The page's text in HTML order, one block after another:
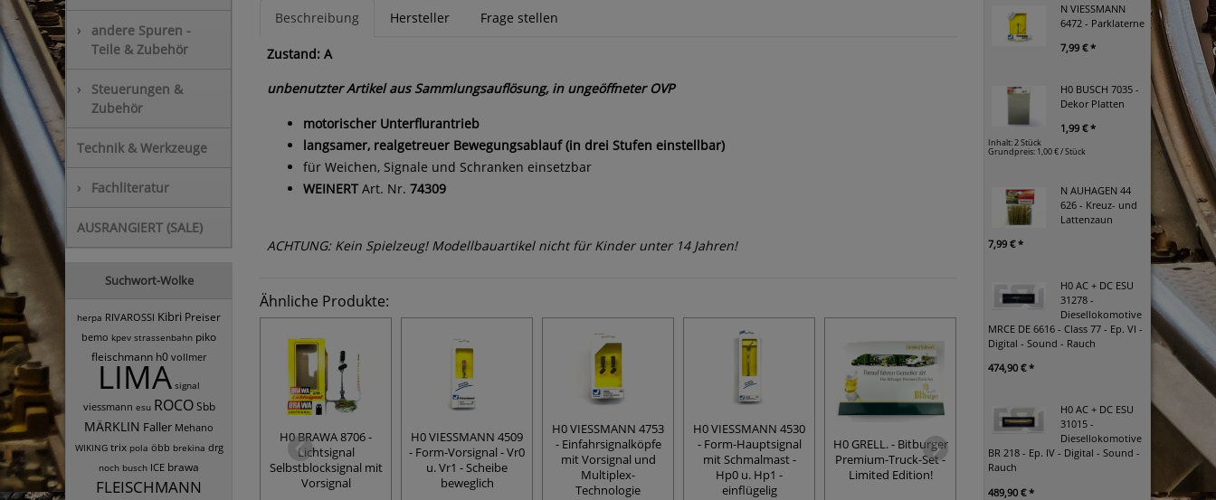
›
andere Spuren -
Teile & Zubehör
›
Steuerungen &
Zubehör
Technik & Werkzeuge
› Fachliteratur
AUSRANGIERT (SALE)
Suchwort-Wolke
herpa RIVAROSSI Kibri Preiser
bemo kpev strassenbahn piko
fleischmann h0 vollmer
LIMA signal
viessmann esu ROCO Sbb
MÄRKLIN Faller Mehano
WIKING trix pola öbb brekina drg
noch busch ICE brawa
FLEISCHMANN
Beschreibung Hersteller Frage stellen
Zustand: A
unbenutzter Artikel aus Sammlungsauflösung, in ungeöffneter OVP
motorischer Unterflurantrieb
langsamer, realgetreuer Bewegungsablauf (in drei Stufen einstellbar)
für Weichen, Signale und Schranken einsetzbar
WEINERT Art. Nr. 74309
ACHTUNG: Kein Spielzeug! Modellbauartikel nicht für Kinder unter 14 Jahren!
Ähnliche Produkte:
H0 BRAWA 8706 -
Lichtsignal
Selbstblocksignal mit
Vorsignal
H0 VIESSMANN 4509
- Form-Vorsignal - Vr0
u. Vr1 - Scheibe
beweglich
H0 VIESSMANN 4753
- Einfahrsignalköpfe
mit Vorsignal und
Multiplex-
Technologie
H0 VIESSMANN 4530
- Form-Hauptsignal
mit Schmalmast -
Hp0 u. Hp1 -
einflügelig
H0 GRELL. - Bitburger
Premium-Truck-Set -
Limited Edition!
1:43 - HELLER
HUMBROL 80172 -
PORSCHE 928
TT DC TILLIG -
Flachwagen
Container -
WITH PROFILE -
N VIESSMANN
6472 - Parklaterne
7,99 € *
H0 BUSCH 7035 -
Dekor Platten
1,99 € *
Inhalt: 2 Stück
Grundpreis: 1,00 € / Stück
N AUHAGEN 44
626 - Kreuz- und
Lattenzaun
7,99 € *
H0 AC + DC ESU
31278 -
Diesellokomotive
MRCE DE 6616 - Class 77 - Ep. VI -
Digital - Sound - Rauch
474,90 € *
H0 AC + DC ESU
31015 -
Diesellokomotive
BR 218 - Ep. IV - Digital - Sound -
Rauch
489,90 € *